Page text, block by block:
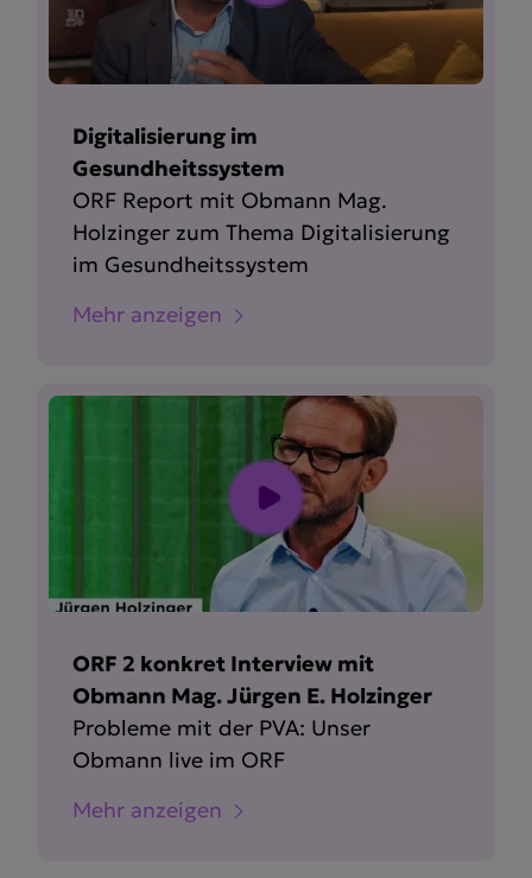
Digitalisierung im
Gesundheitssystem
ORF Report mit Obmann Mag.
Holzinger zum Thema Digita­li­sierung
im Gesund­heits­system
Mehr anzeigen
ORF 2 konkret Interview mit
Obmann Mag. Jürgen E. Holzinger
Probleme mit der PVA: Unser
Obmann live im ORF
Mehr anzeigen